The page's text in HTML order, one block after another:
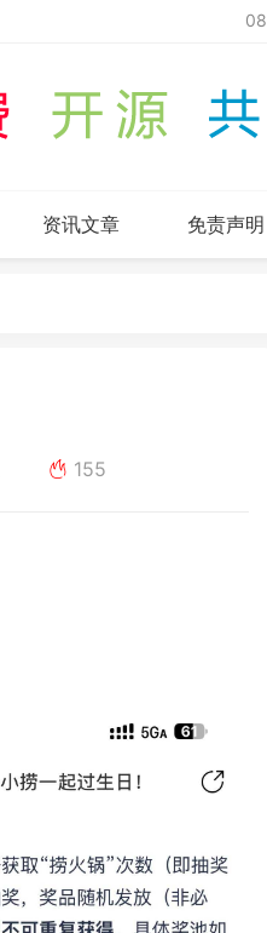
08
资讯文章 免责声明
155